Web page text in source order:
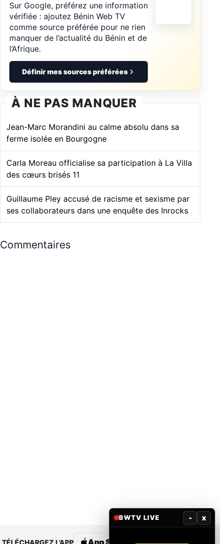
Sur Google, préférez une information
vérifiée : ajoutez Bénin Web TV
comme source préférée pour ne rien
manquer de l’actualité du Bénin et de
l’Afrique.
Définir mes sources préférées
À NE PAS MANQUER
Jean-Marc Morandini au calme absolu dans sa
ferme isolée en Bourgogne
Carla Moreau officialise sa participation à La Villa
des cœurs brisés 11
Guillaume Pley accusé de racisme et sexisme par
ses collaborateurs dans une enquête des Inrocks
Commentaires
TÉLÉCHARGEZ L’APP
BWTV LIVE - x